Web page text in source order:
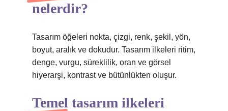
nelerdir?
Tasarım öğeleri nokta, çizgi, renk, şekil, yön,
boyut, aralık ve dokudur. Tasarım ilkeleri ritim,
denge, vurgu, süreklilik, oran ve görsel
hiyerarşi, kontrast ve bütünlükten oluşur.
Temel tasarım ilkeleri